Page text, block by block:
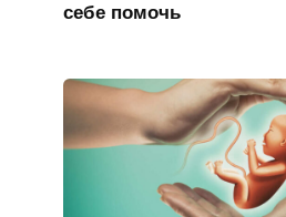
себе помочь